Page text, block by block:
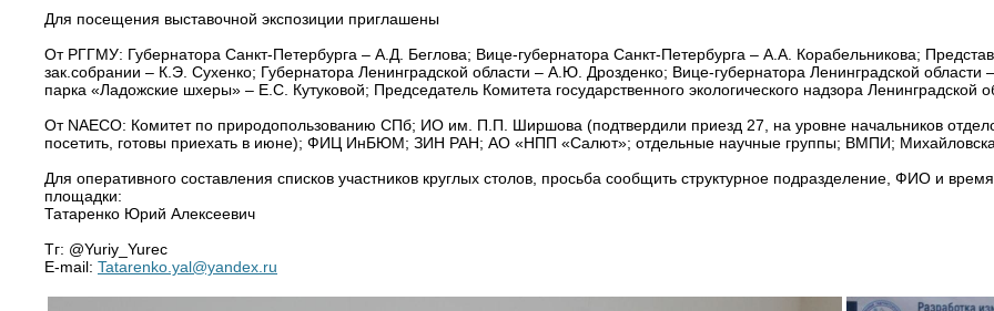
Для посещения выставочной экспозиции приглашены
От РГГМУ: Губернатора Санкт-Петербурга – А.Д. Беглова; Вице-губернатора Санкт-Петербурга – А.А. Корабельникова;
зак.собрании – К.Э. Сухенко; Губернатора Ленинградской области – А.Ю. Дрозденко; Вице-губернатора Ленинградской
парка «Ладожские шхеры» – Е.С. Кутуковой; Председатель Комитета государственного экологического надзора Ленинградской
От NAECO: Комитет по природопользованию СПб; ИО им. П.П. Ширшова (подтвердили приезд 27, на уровне начальников
посетить, готовы приехать в июне); ФИЦ ИнБЮМ; ЗИН РАН; АО «НПП «Салют»; отдельные научные группы; ВМПИ;
Для оперативного составления списков участников круглых столов, просьба сообщить структурное подразделение, ФИО и
площадки:
Татаренко Юрий Алексеевич
Тг: @Yuriy_Yurec
E-mail: Tatarenko.yal@yandex.ru